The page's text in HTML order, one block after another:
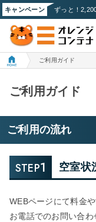
キャンペーン
ご利用ガイド
ご利用ガイド
ご利用の流れ
STEP1 空室状
WEBページにて料金
お電話でのお問い合